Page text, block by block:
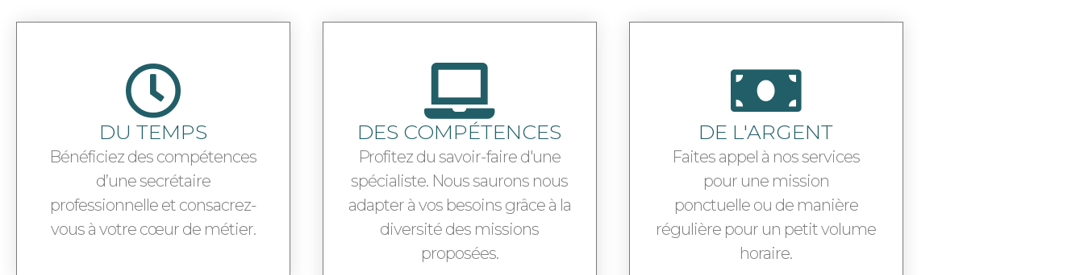
DU TEMPS
Bénéficiez des compétences
d’une secrétaire
professionnelle et consacrez-
vous à votre cœur de métier.
DES COMPÉTENCES
Profitez du savoir-faire d'une
spécialiste. Nous saurons nous
adapter à vos besoins grâce à la
diversité des missions
proposées.
DE L'ARGENT
Faites appel à nos services
pour une mission
ponctuelle ou de manière
régulière pour un petit volume
horaire.